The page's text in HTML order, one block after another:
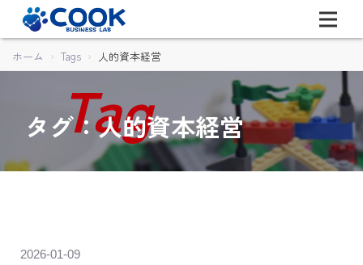
ホーム Tags 人的資本経営
タグ：人的資本経営
2026-01-09